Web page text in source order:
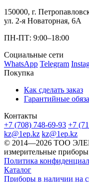
150000, г.
ул. 2-я Новаторная, 6А
ПН-ПТ: 9:00–18:00
Социальные сети
WhatsApp Telegram
Покупка
Как сделать заказ
Гарантийные
Контакты
+7 (708) 748-69-93 +7
kz@1ep.kz kz@1ep.kz
©️ 2014—2026 ТОО
измерительные
Политика
Каталог
Приборы в наличии на